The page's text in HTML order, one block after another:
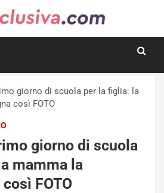
giorno di scuola per la figlia: la
così FOTO
giorno di scuola
mamma la
FOTO